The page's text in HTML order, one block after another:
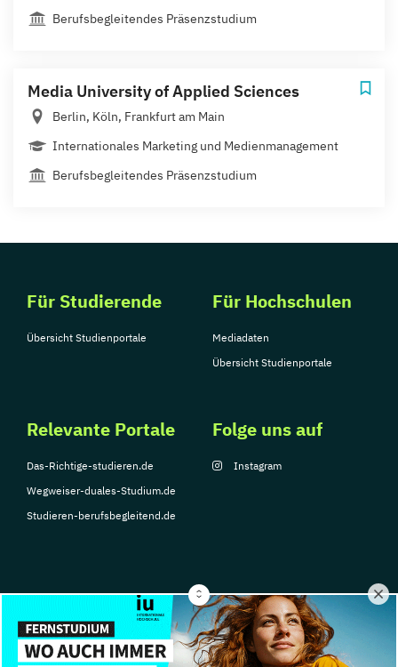
Berufsbegleitendes Präsenzstudium
Media University of Applied Sciences
Berlin, Köln, Frankfurt am Main
Internationales Marketing und Medienmanagement
Berufsbegleitendes Präsenzstudium
Für Studierende
Übersicht Studienportale
Für Hochschulen
Mediadaten
Übersicht Studienportale
Relevante Portale
Das-Richtige-studieren.de
Wegweiser-duales-Studium.de
Studieren-berufsbegleitend.de
Folge uns auf
Instagram
© Copyright 2026, TarGroup Media GmbH
Impressum
Datenschutzerklärung Nutzungsbedingungen